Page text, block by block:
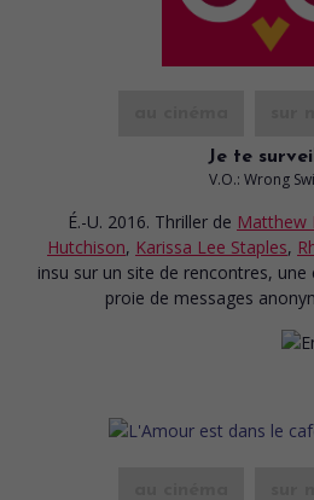
Je te
V.O.: Wrong
É.-U. 2016. Thriller de Matthew
Hutchison, Karissa Lee Staples,
insu sur un site de rencontres,
proie de messages